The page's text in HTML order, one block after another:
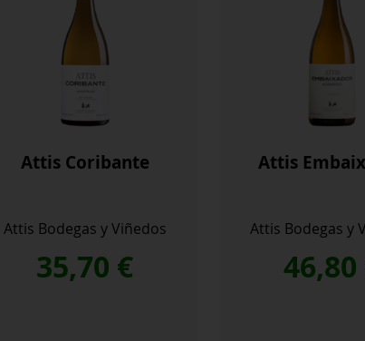
Attis Coribante
Attis Bodegas y Viñedos
35,70 €
Attis
Attis Bodegas y
46,80